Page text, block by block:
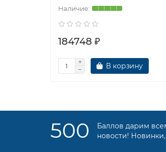
184748 ₽
В корзину
500
Баллов дарим
новости!